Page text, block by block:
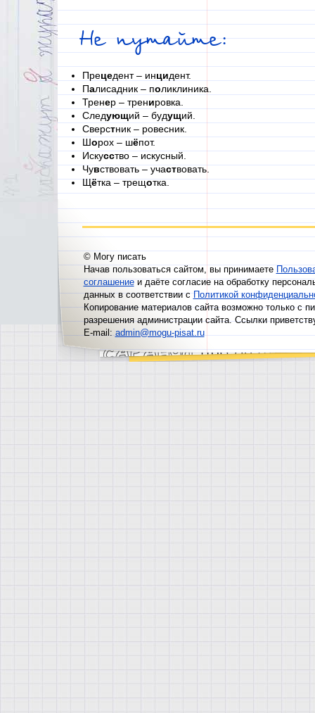
Не путайте:
Прецедент – инцидент.
Палисадник – поликлиника.
Тренер – тренировка.
Следующий – будущий.
Сверстник – ровесник.
Шорох – шёпот.
Искусство – искусный.
Чувствовать – участвовать.
Щётка – трещотка.
© Могу писать
Начав пользоваться сайтом, вы принимаете
соглашениеи даёте согласие на обработку
данных в соответствии сПолитикой
Копирование материалов сайта возможно только с
разрешения администрации сайта. Ссылки
E-mail:admin@mogu-pisat.ru